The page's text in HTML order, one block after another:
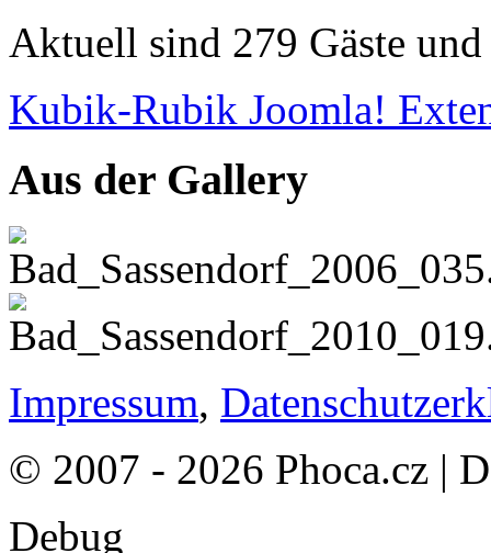
Aktuell sind 279 Gäste
Kubik-Rubik Joomla!
Aus der Gallery
Impressum,
© 2007 - 2026 Phoca.cz |
Debug